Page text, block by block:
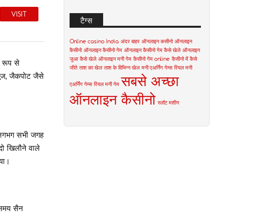
VISIT
रूप से
जैकपोट जैसे
सभी जगह
खिलौने वाले
सैन
टैग्स
Online casino India अंदर बाहर ऑनलाइन कसीनो ऑनलाइन
कैसीनो ऑनलाइन कैसीनो गेम ऑनलाइन कैसीनो गेम कैसे खेले ऑनलाइन
जुआ कैसे खेले ऑनलाइन मनी गेम कैसीनो गेम online कैसीनो में कैसे
जीते ताश का खेल ताश के विभिन्न खेल मनी एअर्निंग गेम्स रियल मनी
एअर्निंग गेम्स रियल मनी गेम सबसे अच्छा
ऑनलाइन कैसीनो स्लॉट मशीन